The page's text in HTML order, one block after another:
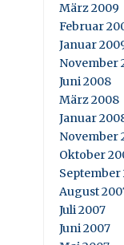
März 2009
Februar
Januar
November
Juni 2008
März 2008
Januar
November
Oktober
September
August
Juli 2007
Juni 2007